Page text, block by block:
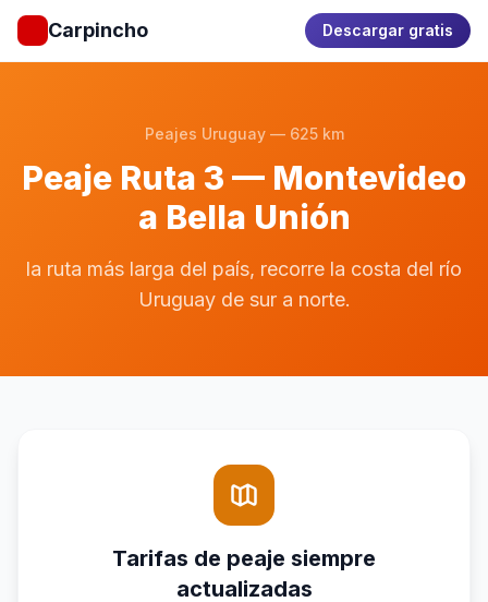
Carpincho Descargar gratis
Peajes Uruguay — 625 km
Peaje Ruta 3 — Montevideo
a Bella Unión
la ruta más larga del país, recorre la costa del río
Uruguay de sur a norte.
Tarifas de peaje siempre
actualizadas